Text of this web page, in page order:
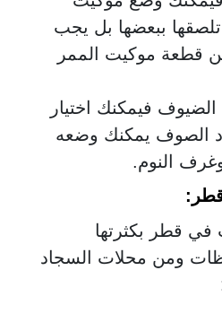
ببعضها بل يجب
قطعة موكيت الممر
الضيوف فيمكنك اختيار
الصوف يمكنك وضعه
النوم.
:
في قطر بكثرتها
ومن محلات السجاد